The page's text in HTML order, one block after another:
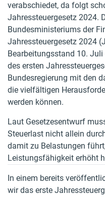
verabschiedet, da folgt
Jahressteuergesetz 2024.
Bundesministeriums der
Jahressteuergesetz 2024
Bearbeitungsstand 10.
des ersten
Bundesregierung mit den
die vielfältigen
werden können.
Laut Gesetzesentwurf
Steuerlast nicht allein
damit zu Belastungen
Leistungsfähigkeit erhöht
In einem bereits
wir das erste